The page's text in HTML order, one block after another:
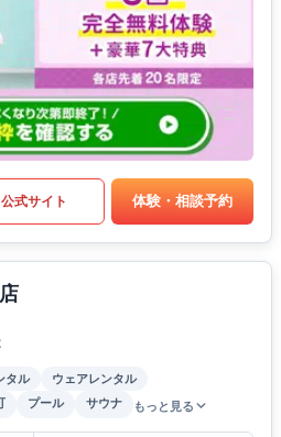
公式サイト 体験・相談予約
タル
ウェアレンタル
プール サウナ もっと見る